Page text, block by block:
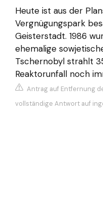
Heute ist aus der
Vergnügungspark
Geisterstadt. 1986
ehemalige
Tschernobyl strahlt
Reaktorunfall noch
Antrag auf Entfernung
vollständige Antwort auf